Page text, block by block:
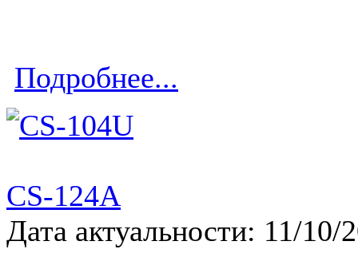
Подробнее...
CS-124A
Дата актуальности: 11/10/